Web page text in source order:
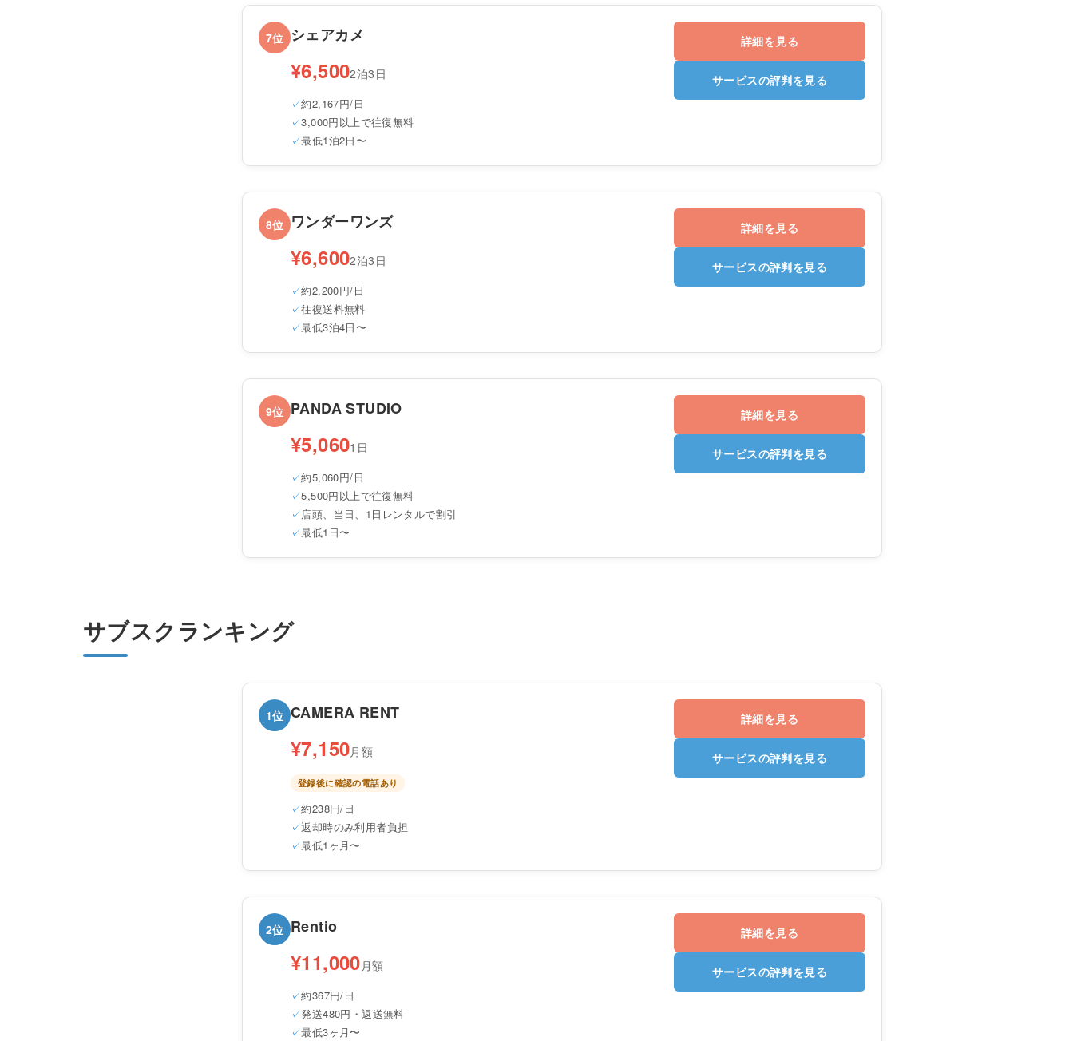
7位 シェアカメ
¥6,5002泊3日
約2,167円/日
3,000円以上で往復無料
最低1泊2日〜
詳細を見る
サービスの評判を見る
8位 ワンダーワンズ
¥6,6002泊3日
約2,200円/日
往復送料無料
最低3泊4日〜
詳細を見る
サービスの評判を見る
9位 PANDA STUDIO
¥5,0601日
約5,060円/日
5,500円以上で往復無料
店頭、当日、1日レンタルで割引
最低1日〜
詳細を見る
サービスの評判を見る
サブスクランキング
1位 CAMERA RENT
¥7,150月額
登録後に確認の電話あり
約238円/日
返却時のみ利用者負担
最低1ヶ月〜
詳細を見る
サービスの評判を見る
2位 Rentio
¥11,000月額
約367円/日
発送480円・返送無料
最低3ヶ月〜
詳細を見る
サービスの評判を見る